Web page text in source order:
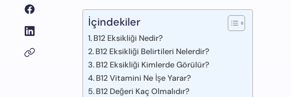
İçindekiler
B12 Eksikliği Nedir?
B12 Eksikliği Belirtileri Nelerdir?
B12 Eksikliği Kimlerde Görülür?
B12 Vitamini Ne İşe Yarar?
B12 Değeri Kaç Olmalıdır?